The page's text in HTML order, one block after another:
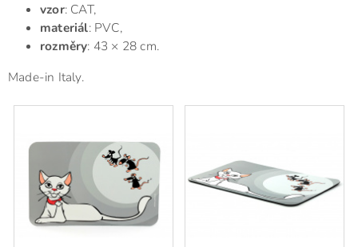
vzor: CAT,
materiál: PVC,
rozměry: 43 × 28 cm.
Made-in Italy.